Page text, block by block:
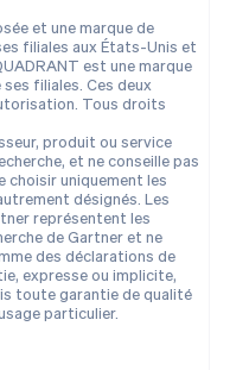
et une marque de
filiales aux États-Unis et
est une marque
filiales. Ces deux
Tous droits
produit ou service
et ne conseille pas
choisir uniquement les
désignés. Les
représentent les
de Gartner et ne
des déclarations de
expresse ou implicite,
toute garantie de qualité
particulier.